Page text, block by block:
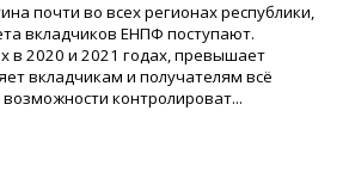
почти во всех регионах республики,
вкладчиков ЕНПФ поступают.
в 2020 и 2021 годах, превышает
вкладчикам и получателям всё
контролироват...